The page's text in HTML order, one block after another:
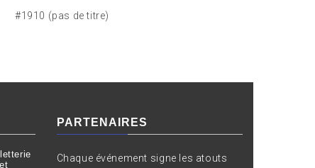
#1910 (pas de titre)
PARTENAIRES
Chaque événement signe les atouts